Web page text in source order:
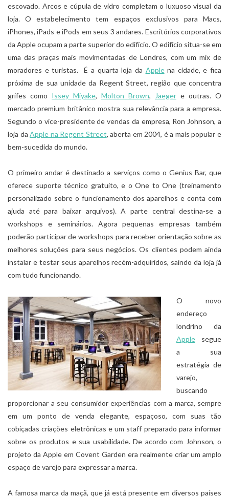
escovado. Arcos e cúpula de vidro completam o luxuoso visual da
loja. O estabelecimento tem espaços exclusivos para Macs,
iPhones, iPads e iPods em seus 3 andares. Escritórios corporativos
da Apple ocupam a parte superior do edifício. O edifício situa-se em
uma das praças mais movimentadas de Londres, com um mix de
moradores e turistas. É a quarta loja da Applena cidade, e fica
próxima de sua unidade da Regent Street, região que concentra
grifes como Issey Miyake, Molton Brown, Jaeger e outras. O
mercado premium britânico mostra sua relevância para a empresa.
Segundo o vice-presidente de vendas da empresa, Ron Johnson, a
loja daApple na Regent Street, aberta em 2004, é a mais popular e
bem-sucedida do mundo.
O primeiro andar é destinado a serviços como o Genius Bar, que
oferece suporte técnico gratuito, e o One to One (treinamento
personalizado sobre o funcionamento dos aparelhos e conta com
ajuda até para baixar arquivos). A parte central destina-se a
workshops e seminários. Agora pequenas empresas também
poderão participar de workshops para receber orientação sobre as
melhores soluções para seus negócios. Os clientes podem ainda
instalar e testar seus aparelhos recém-adquiridos, saindo da loja já
com tudo funcionando.
O novo
endereço
londrino da
Apple segue
a sua
estratégia de
varejo,
buscando
proporcionar a seu consumidor experiências com a marca, sempre
em um ponto de venda elegante, espaçoso, com suas tão
cobiçadas criações eletrônicas e um staff preparado para informar
sobre os produtos e sua usabilidade. De acordo com Johnson, o
projeto da Apple em Covent Garden era realmente criar um amplo
espaço de varejo para expressar a marca.
A famosa marca da maçã, que já está presente em diversos países